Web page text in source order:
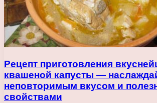
Рецепт приготовления
квашеной капусты —
неповторимым вкусом и
свойствами